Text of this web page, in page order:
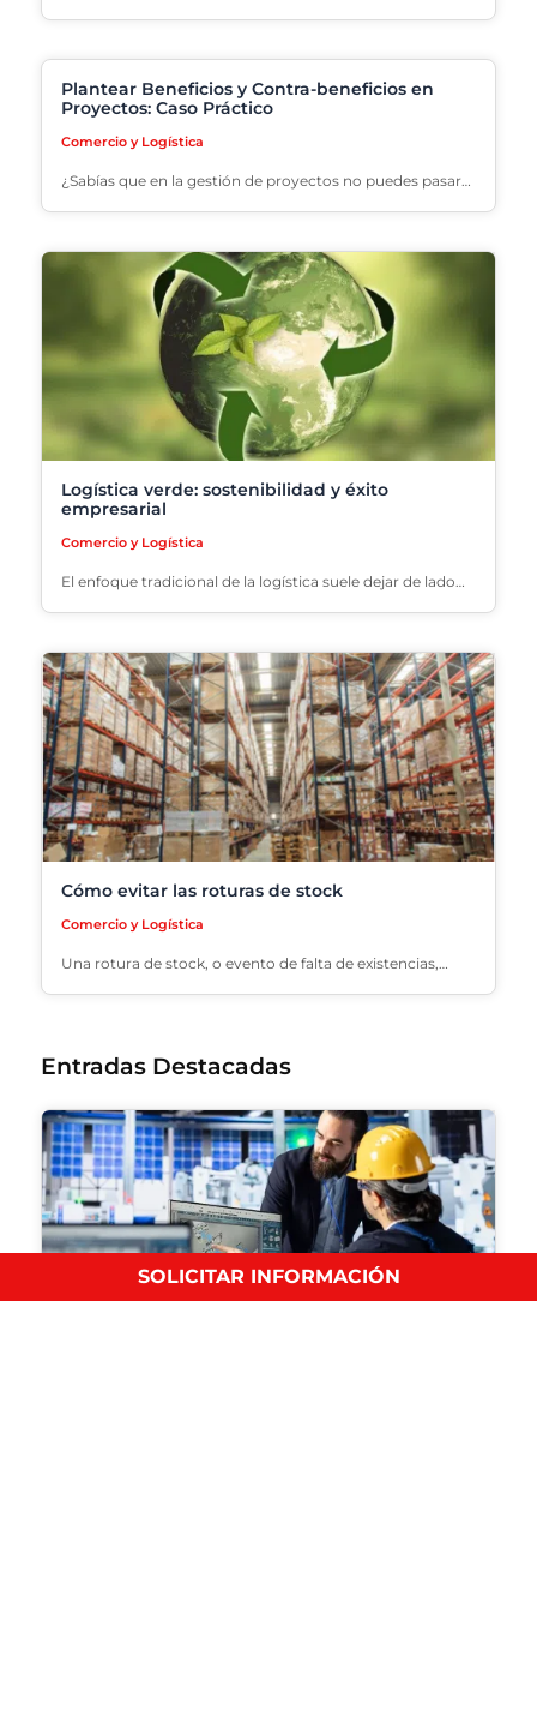
Plantear Beneficios y Contra-beneficios en
Proyectos: Caso Práctico
Comercio y Logística
¿Sabías que en la gestión de proyectos no puedes pasar…
Logística verde: sostenibilidad y éxito
empresarial
Comercio y Logística
El enfoque tradicional de la logística suele dejar de lado…
Cómo evitar las roturas de stock
Comercio y Logística
Una rotura de stock, o evento de falta de existencias,…
Entradas Destacadas
SOLICITAR INFORMACIÓN